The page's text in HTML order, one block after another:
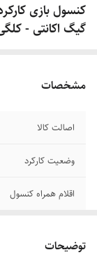
کنسول بازی
گیگ اکانتی -
مشخصات
اصالت کالا
وضعیت کارکرد
اقلام همراه کنسول
هستش؟
توضیحات